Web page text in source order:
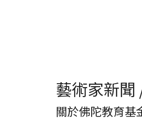
藝術家新
關於佛陀教育基